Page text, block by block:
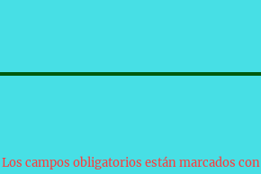
Los campos obligatorios están marcados con